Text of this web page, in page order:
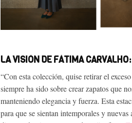
LA VISIÓN DE FÁTIMA
“Con esta colección, quise retirar el
siempre ha sido sobre crear zapatos que
manteniendo elegancia y fuerza. Esta
para que se sientan intemporales y